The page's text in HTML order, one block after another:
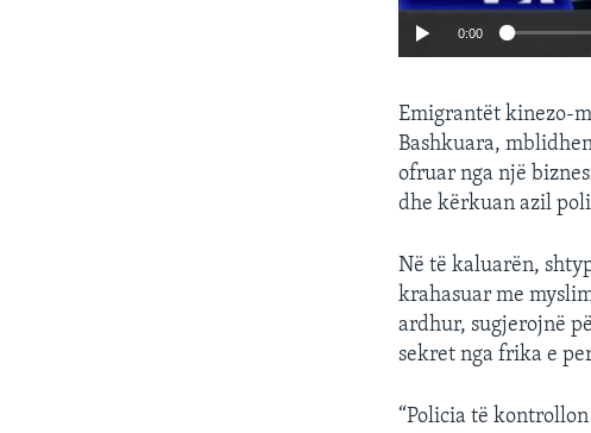
0:00
Emigrantët kinezo-
Bashkuara,
ofruar nga një
dhe kërkuan azil
Në të kaluarën,
krahasuar me
ardhur, sugjerojnë
sekret nga frika e
“Policia të